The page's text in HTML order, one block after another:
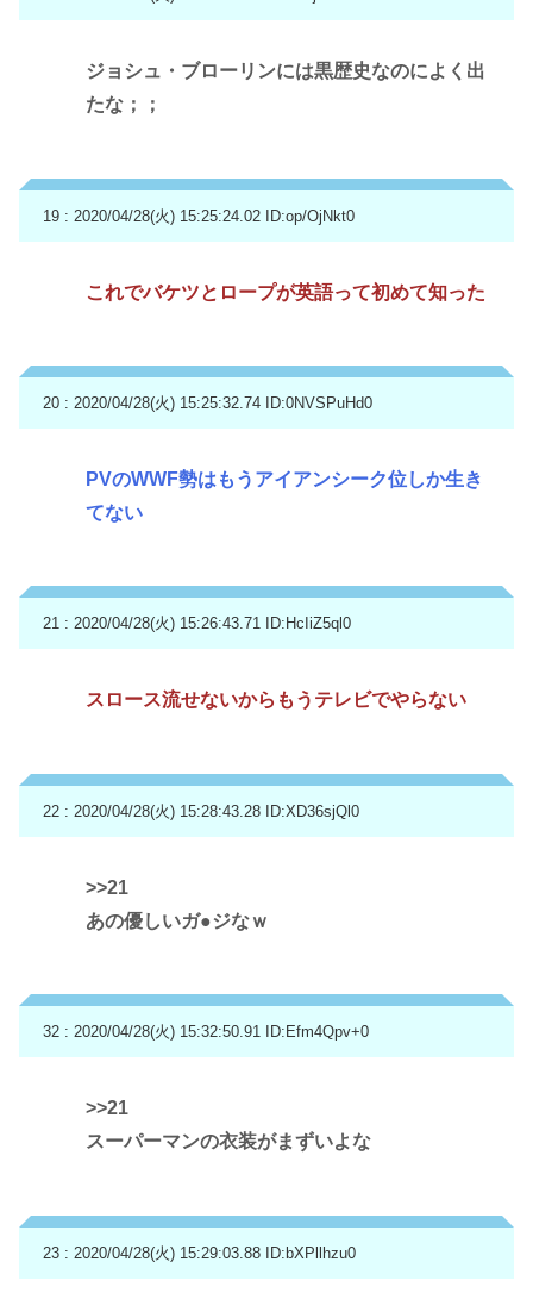
ジョシュ・ブローリンには黒歴史なのによく出
たな；；
19 : 2020/04/28(火) 15:25:24.02 ID:op/OjNkt0
これでバケツとロープが英語って初めて知った
20 : 2020/04/28(火) 15:25:32.74 ID:0NVSPuHd0
PVのWWF勢はもうアイアンシーク位しか生き
てない
21 : 2020/04/28(火) 15:26:43.71 ID:HcIiZ5ql0
スロース流せないからもうテレビでやらない
22 : 2020/04/28(火) 15:28:43.28 ID:XD36sjQl0
>>21
あの優しいガ●ジなｗ
32 : 2020/04/28(火) 15:32:50.91 ID:Efm4Qpv+0
>>21
スーパーマンの衣装がまずいよな
23 : 2020/04/28(火) 15:29:03.88 ID:bXPllhzu0